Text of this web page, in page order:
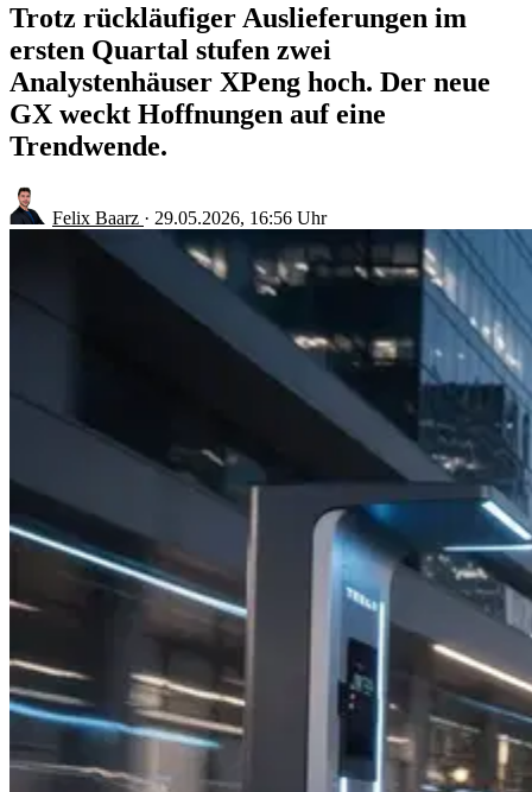
Trotz rückläufiger Auslieferungen im
ersten Quartal stufen zwei
Analystenhäuser XPeng hoch. Der neue
GX weckt Hoffnungen auf eine
Trendwende.
Felix Baarz · 29.05.2026, 16:56 Uhr